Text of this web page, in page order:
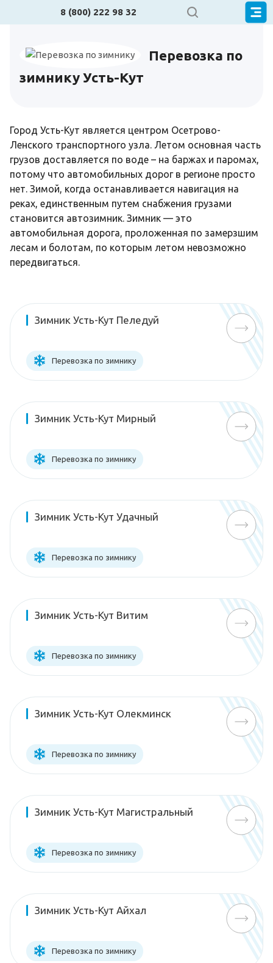
8 (800) 222 98 32
Перевозка по
зимнику Усть-Кут
Город Усть-Кут является центром Осетрово-
Ленского транспортного узла. Летом основная часть
грузов доставляется по воде – на баржах и паромах,
потому что автомобильных дорог в регионе просто
нет. Зимой, когда останавливается навигация на
реках, единственным путем снабжения грузами
становится автозимник. Зимник — это
автомобильная дорога, проложенная по замерзшим
лесам и болотам, по которым летом невозможно
передвигаться.
Зимник Усть-Кут Пеледуй
Перевозка по зимнику
Зимник Усть-Кут Мирный
Перевозка по зимнику
Зимник Усть-Кут Удачный
Перевозка по зимнику
Зимник Усть-Кут Витим
Перевозка по зимнику
Зимник Усть-Кут Олекминск
Перевозка по зимнику
Зимник Усть-Кут Магистральный
Перевозка по зимнику
Зимник Усть-Кут Айхал
Перевозка по зимнику